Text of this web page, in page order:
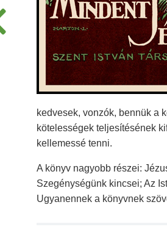
kedvesek, vonzók, bennük a
kötelességek teljesítésének
kellemessé tenni.
A könyv nagyobb részei:
Szegénységünk kincsei; Az
Ugyanennek a könyvnek